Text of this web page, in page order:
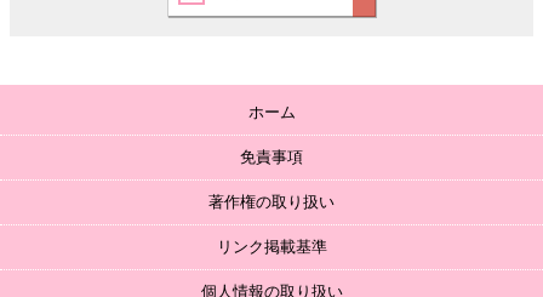
ホーム
免責事項
著作権の取り扱い
リンク掲載基準
個人情報の取り扱い